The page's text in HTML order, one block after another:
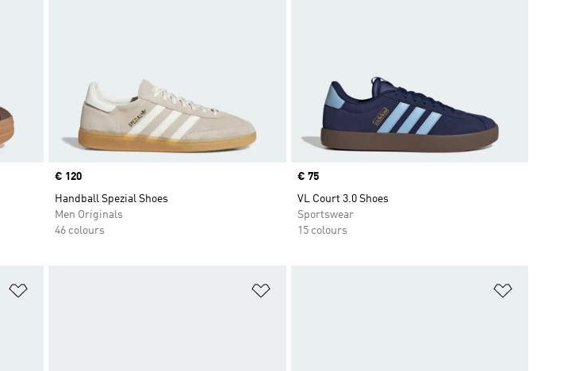
Price
€ 120
Handball Spezial Shoes
Men Originals
46 colours
Price
€ 75
VL Court 3.0 Shoes
Sportswear
15 colours